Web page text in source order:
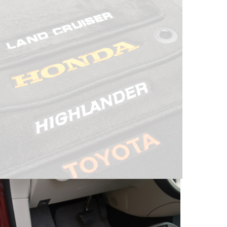
© ателье «Автоковрики
корпус 1.
На нашем сайте в целях